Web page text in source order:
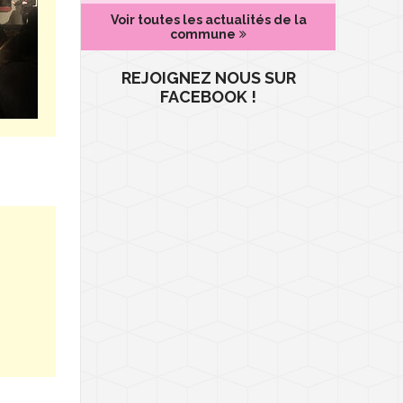
Voir toutes les actualités de la
commune
REJOIGNEZ NOUS SUR
FACEBOOK !